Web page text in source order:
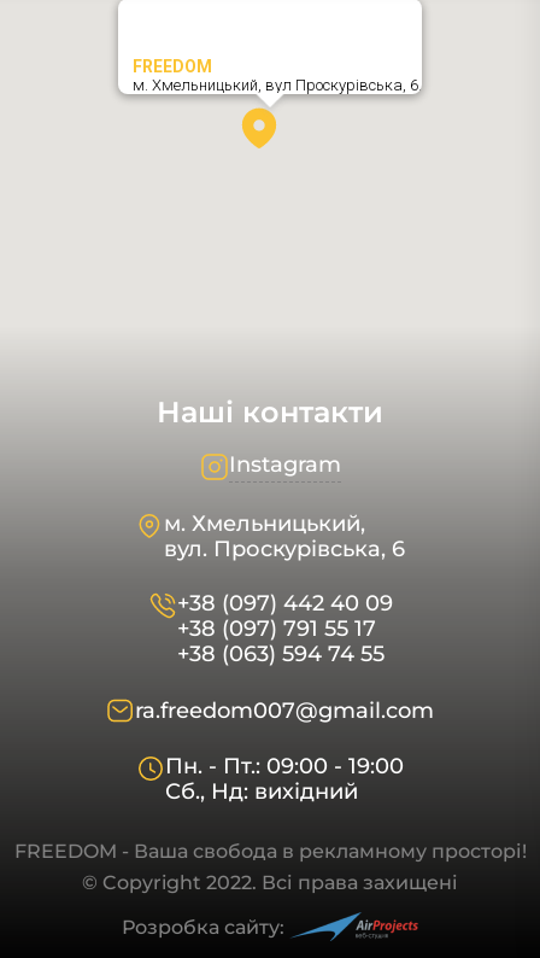
Наші контакти
Instagram
м. Хмельницький,
вул. Проскурівська, 6
+38 (097) 442 40 09
+38 (097) 791 55 17
+38 (063) 594 74 55
ra.freedom007@gmail.com
Пн. - Пт.: 09:00 - 19:00
Сб., Нд: вихідний
FREEDOM
м. Хмельницький, вул Проскурівська, 6,
FREEDOM - Ваша свобода в рекламному просторі!
© Copyright 2022. Всі права захищені
Розробка сайту: